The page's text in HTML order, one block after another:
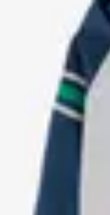
Football Fan Zone
Ambiance et
Animations
Football Fan